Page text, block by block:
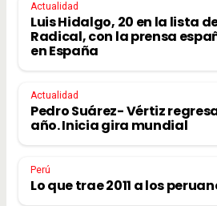
Actualidad
Luis Hidalgo, 20 en la lista
Radical, con la prensa
en España
Actualidad
Pedro Suárez- Vértiz
año. Inicia gira mundial
Perú
Lo que trae 2011 a los